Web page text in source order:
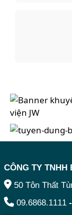
CÔNG TY TNHH
50 Tôn Thất
09.6868.1111 -